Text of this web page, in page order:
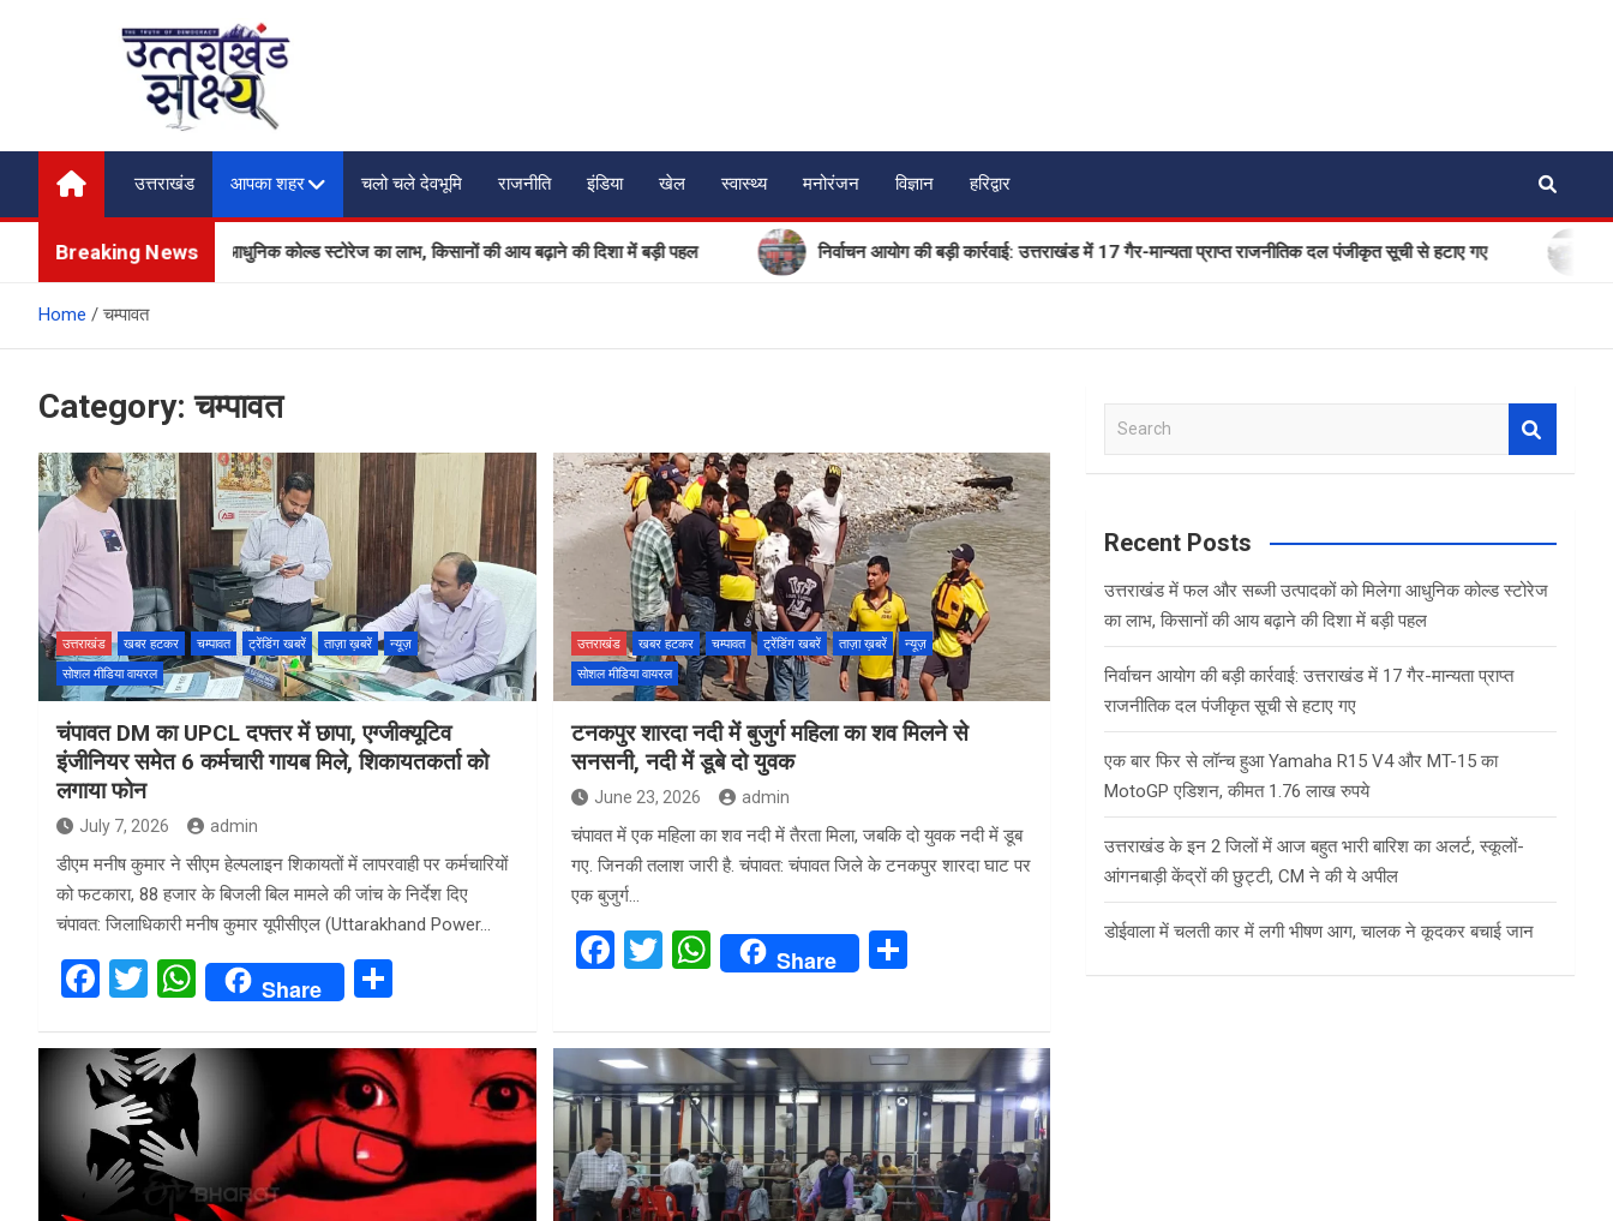
Uttarakhand Shakshya
My News Portal
उत्तराखंड
आपका शहर चलो चले देवभूमि राजनीति इंडिया खेल स्वास्थ्य मनोरंजन विज्ञान हरिद्वार
Breaking News
को मिलेगा आधुनिक कोल्ड स्टोरेज का लाभ, किसानों की आय बढ़ाने की दिशा में बड़ी पहल निर्वाचन आयोग की बड़ी कार्रवाई: उत्तराखंड में 17 गैर-मान्यता प्राप्त राजनीतिक दल पंजीकृत सूची से हटाए गए एक बार
Home चम्पावत
Category:चम्पावत
उत्तराखंड खबर हटकर चम्पावत ट्रेंडिंग खबरें ताज़ा ख़बरें
न्यूज़
सोशल मीडिया वायरल
चंपावत DM का UPCL दफ्तर में छापा, एग्जीक्यूटिव
इंजीनियर समेत 6 कर्मचारी गायब मिले, शिकायतकर्ता को
लगाया फोन
July 7, 2026 admin
डीएम मनीष कुमार ने सीएम हेल्पलाइन शिकायतों में लापरवाही पर कर्मचारियों
को फटकारा, 88 हजार के बिजली बिल मामले की जांच के निर्देश दिए
चंपावत: जिलाधिकारी मनीष कुमार यूपीसीएल (Uttarakhand Power…
F
ce
b
o
o
k
T
tt
er
W
at
s
A
p
p
Share
ar
e
उत्तराखंड खबर हटकर चम्पावत ट्रेंडिंग खबरें ताज़ा ख़बरें
न्यूज़
सोशल मीडिया वायरल
टनकपुर शारदा नदी में बुजुर्ग महिला का शव मिलने से
सनसनी, नदी में डूबे दो युवक
June 23, 2026 admin
चंपावत में एक महिला का शव नदी में तैरता मिला, जबकि दो युवक नदी में डूब
गए. जिनकी तलाश जारी है. चंपावत: चंपावत जिले के टनकपुर शारदा घाट पर
एक बुजुर्ग…
F
ce
b
o
o
k
T
tt
er
W
at
s
A
p
p
Share
ar
e
a
c
Recent Posts
उत्तराखंड में फल और सब्जी उत्पादकों को मिलेगा आधुनिक कोल्ड स्टोरेज
का लाभ, किसानों की आय बढ़ाने की दिशा में बड़ी पहल
निर्वाचन आयोग की बड़ी कार्रवाई: उत्तराखंड में 17 गैर-मान्यता प्राप्त
राजनीतिक दल पंजीकृत सूची से हटाए गए
एक बार फिर से लॉन्च हुआ Yamaha R15 V4 और MT-15 का
MotoGP एडिशन, कीमत 1.76 लाख रुपये
उत्तराखंड के इन 2 जिलों में आज बहुत भारी बारिश का अलर्ट, स्कूलों-
आंगनबाड़ी केंद्रों की छुट्टी, CM ने की ये अपील
डोईवाला में चलती कार में लगी भीषण आग, चालक ने कूदकर बचाई जान